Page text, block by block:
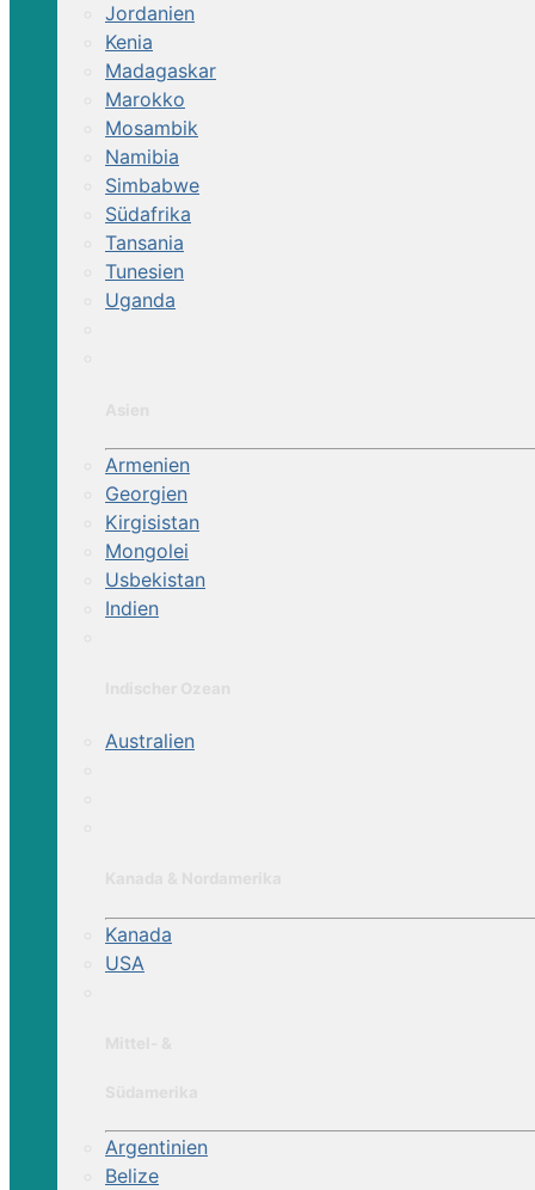
Jordanien
Kenia
Madagaskar
Marokko
Mosambik
Namibia
Simbabwe
Südafrika
Tansania
Tunesien
Uganda
Armenien
Georgien
Kirgisistan
Mongolei
Usbekistan
Indien
Australien
Kanada
USA
Argentinien
Belize